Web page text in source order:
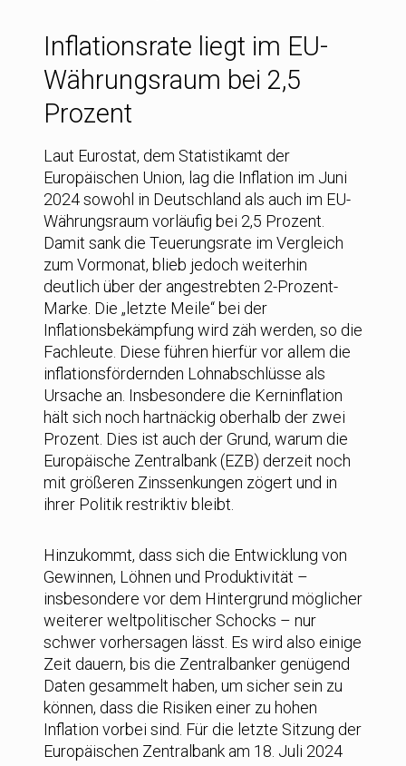
Inflationsrate liegt im EU-
Währungsraum bei 2,5
Prozent
Laut Eurostat, dem Statistikamt der
Europäischen Union, lag die Inflation im Juni
2024 sowohl in Deutschland als auch im EU-
Währungsraum vorläufig bei 2,5 Prozent.
Damit sank die Teuerungsrate im Vergleich
zum Vormonat, blieb jedoch weiterhin
deutlich über der angestrebten 2-Prozent-
Marke. Die „letzte Meile“ bei der
Inflationsbekämpfung wird zäh werden, so die
Fachleute. Diese führen hierfür vor allem die
inflationsfördernden Lohnabschlüsse als
Ursache an. Insbesondere die Kerninflation
hält sich noch hartnäckig oberhalb der zwei
Prozent. Dies ist auch der Grund, warum die
Europäische Zentralbank (EZB) derzeit noch
mit größeren Zinssenkungen zögert und in
ihrer Politik restriktiv bleibt.
Hinzukommt, dass sich die Entwicklung von
Gewinnen, Löhnen und Produktivität –
insbesondere vor dem Hintergrund möglicher
weiterer weltpolitischer Schocks – nur
schwer vorhersagen lässt. Es wird also einige
Zeit dauern, bis die Zentralbanker genügend
Daten gesammelt haben, um sicher sein zu
können, dass die Risiken einer zu hohen
Inflation vorbei sind. Für die letzte Sitzung der
Europäischen Zentralbank am 18. Juli 2024